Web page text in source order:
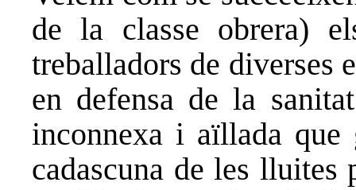
de la classe obrera)
treballadors de diverses
en defensa de la
inconnexa i aïllada
cadascuna de les lluites